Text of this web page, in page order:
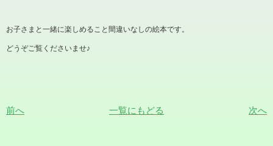
お子さまと一緒に楽しめること間違いなしの絵本です。
どうぞご覧くださいませ♪
前へ 一覧にもどる 次へ